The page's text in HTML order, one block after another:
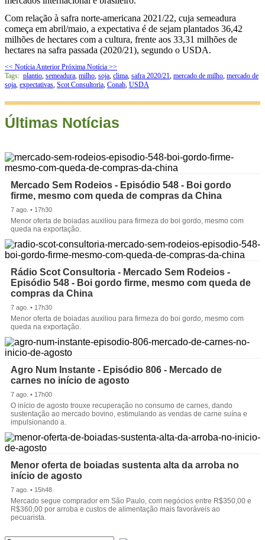
Com relação à safra norte-americana 2021/22, cuja semeadura
começa em abril/maio, a expectativa é de sejam plantados 36,42
milhões de hectares com a cultura, frente aos 33,31 milhões de
hectares na safra passada (2020/21), segundo o USDA.
<< Notícia Anterior Próxima Notícia >>
Tags: plantio semeadura milho soja clima safra 2020/21 mercado de milho mercado de
soja expectativas Scot Consultoria Conab USDA
Últimas Notícias
Mercado Sem Rodeios - Episódio 548 - Boi gordo
firme, mesmo com queda de compras da China
7 ago. • 17h30
Menor oferta de boiadas auxiliou para firmeza do boi gordo, mesmo com
queda na exportação.
Rádio Scot Consultoria - Mercado Sem Rodeios -
Episódio 548 - Boi gordo firme, mesmo com queda de
compras da China
7 ago. • 17h30
Menor oferta de boiadas auxiliou para firmeza do boi gordo, mesmo com
queda na exportação.
Agro Num Instante - Episódio 806 - Mercado de
carnes no início de agosto
7 ago. • 17h00
O início de agosto trouxe recuperação no consumo de carnes, dando
sustentação ao mercado bovino, estimulando as vendas de carne suína e
impulsionando a.
Menor oferta de boiadas sustenta alta da arroba no
início de agosto
7 ago. • 15h48
Mercado segue comprador em São Paulo, com negócios entre R$350,00 e
R$360,00 por arroba e custos de alimentação mais favoráveis ao
pecuarista.